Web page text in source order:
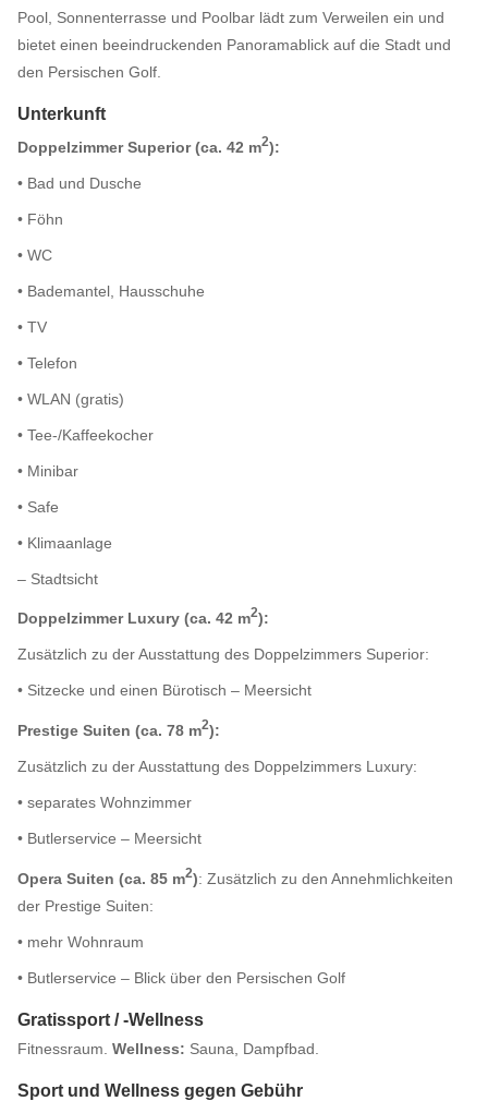
Pool, Sonnenterrasse und Poolbar lädt zum Verweilen ein und
bietet einen beeindruckenden Panoramablick auf die Stadt und
den Persischen Golf.
Unterkunft
Doppelzimmer Superior (ca. 42 m2):
• Bad und Dusche
• Föhn
• WC
• Bademantel, Hausschuhe
• TV
• Telefon
• WLAN (gratis)
• Tee-/Kaffeekocher
• Minibar
• Safe
• Klimaanlage
– Stadtsicht
Doppelzimmer Luxury (ca. 42 m2):
Zusätzlich zu der Ausstattung des Doppelzimmers Superior:
• Sitzecke und einen Bürotisch – Meersicht
Prestige Suiten (ca. 78 m2):
Zusätzlich zu der Ausstattung des Doppelzimmers Luxury:
• separates Wohnzimmer
• Butlerservice – Meersicht
Opera Suiten (ca. 85 m2): Zusätzlich zu den Annehmlichkeiten
der Prestige Suiten:
• mehr Wohnraum
• Butlerservice – Blick über den Persischen Golf
Gratissport / -Wellness
Fitnessraum. Wellness: Sauna, Dampfbad.
Sport und Wellness gegen Gebühr